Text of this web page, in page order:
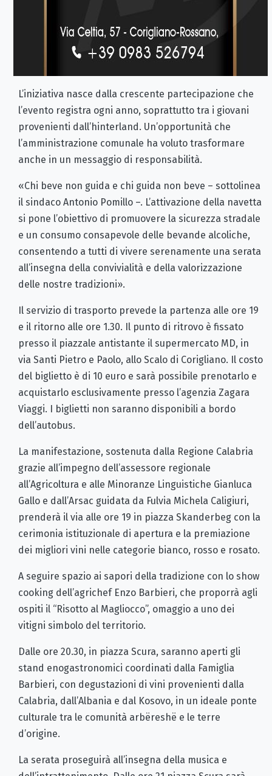
L’iniziativa nasce dalla crescente partecipazione che
l’evento registra ogni anno, soprattutto tra i giovani
provenienti dall’hinterland. Un’opportunità che
l’amministrazione comunale ha voluto trasformare
anche in un messaggio di responsabilità.
«Chi beve non guida e chi guida non beve – sottolinea
il sindaco Antonio Pomillo –. L’attivazione della navetta
si pone l’obiettivo di promuovere la sicurezza stradale
e un consumo consapevole delle bevande alcoliche,
consentendo a tutti di vivere serenamente una serata
all’insegna della convivialità e della valorizzazione
delle nostre tradizioni».
Il servizio di trasporto prevede la partenza alle ore 19
e il ritorno alle ore 1.30. Il punto di ritrovo è fissato
presso il piazzale antistante il supermercato MD, in
via Santi Pietro e Paolo, allo Scalo di Corigliano. Il costo
del biglietto è di 10 euro e sarà possibile prenotarlo e
acquistarlo esclusivamente presso l’agenzia Zagara
Viaggi. I biglietti non saranno disponibili a bordo
dell’autobus.
La manifestazione, sostenuta dalla Regione Calabria
grazie all’impegno dell’assessore regionale
all’Agricoltura e alle Minoranze Linguistiche Gianluca
Gallo e dall’Arsac guidata da Fulvia Michela Caligiuri,
prenderà il via alle ore 19 in piazza Skanderbeg con la
cerimonia istituzionale di apertura e la premiazione
dei migliori vini nelle categorie bianco, rosso e rosato.
A seguire spazio ai sapori della tradizione con lo show
cooking dell’agrichef Enzo Barbieri, che proporrà agli
ospiti il “Risotto al Magliocco”, omaggio a uno dei
vitigni simbolo del territorio.
Dalle ore 20.30, in piazza Scura, saranno aperti gli
stand enogastronomici coordinati dalla Famiglia
Barbieri, con degustazioni di vini provenienti dalla
Calabria, dall’Albania e dal Kosovo, in un ideale ponte
culturale tra le comunità arbëreshë e le terre
d’origine.
La serata proseguirà all’insegna della musica e